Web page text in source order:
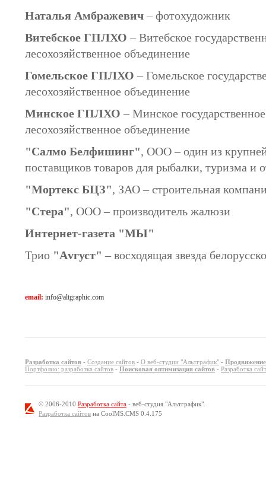
Наталья Амбражевич – фотохудожник
Витебское ГПЛХО – Витебское
лесохозяйственное объединение
Гомельское ГПЛХО – Гомельское
лесохозяйственное объединение
Минское ГПЛХО – Минское
лесохозяйственное объединение
"Салмо Белфишинг", ООО – один из
поставщиков товаров для рыбалки, туризма и
"Мортекс БЦЗ", ЗАО – строительная
"Стера", ООО – производитель жалюзи
Интернет-газета "МЫ"
Трио "Аvгуст" – восходящая звезда
email: info@altgraphic.com
Разработка сайтов - Создание сайтов - О веб-студии "Альтграфик" -
Портфолио: разработка сайтов - Поисковая оптимизация сайтов - Разработка
© 2006-2010 Разработка сайта - веб-студия "Альтграфик".
Разработка сайтов на CoolMS.CMS 0.4.175